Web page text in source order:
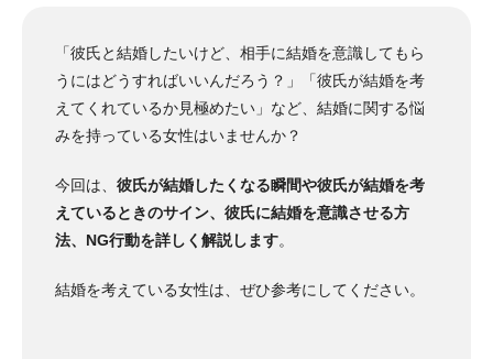
「彼氏と結婚したいけど、相手に結婚を意識してもら
うにはどうすればいいんだろう？」「彼氏が結婚を考
えてくれているか見極めたい」など、結婚に関する悩
みを持っている女性はいませんか？
今回は、 彼氏が結婚したくなる瞬間や彼氏が結婚を考
えているときのサイン、彼氏に結婚を意識させる方
法、NG行動を詳しく解説します。
結婚を考えている女性は、ぜひ参考にしてください。